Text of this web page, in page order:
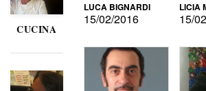
CUCINA
LUCA BIGNARDI
15/02/2016
LICIA
15/